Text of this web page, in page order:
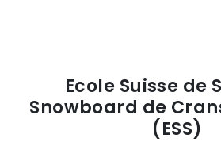
Ecole Suisse de
Snowboard de
(ESS)